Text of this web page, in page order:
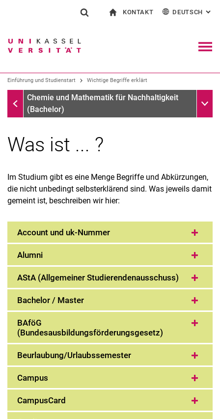
Springe direkt zu: Inhalt
Springe direkt zu: Suche
Springe direkt zu:
Suchen (öffnet externen Link in einem
KONTAKT
Kontakt für Presse und Öffentlichkeit
Einrichtungen suchen
Personen suchen
DEUTSCH :
Einführung und Studienstart Wichtige Begriffe erklärt
Einführung und Studienstart
Chemie und Mathematik für Nachhaltigkeit
(Bachelor)
Videos zum Thema Studienstart
Die ersten Wochen
Studieren lernen
Wichtige Begriffe erklärt
Was ist ... ?
Im Studium gibt es eine Menge Begriffe und Abkürzungen,
die nicht unbedingt selbsterklärend sind. Was jeweils damit
gemeint ist, beschreiben wir hier:
Account und uk-Nummer
Alumni
AStA (Allgemeiner Studierendenausschuss)
Bachelor / Master
BAföG
(Bundesausbildungsförderungsgesetz)
Beurlaubung/Urlaubssemester
Campus
CampusCard